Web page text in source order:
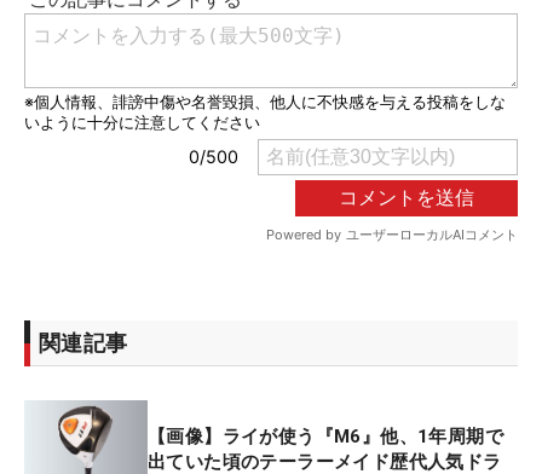
関連記事
【画像】ライが使う『M6』他、1年周期で
出ていた頃のテーラーメイド歴代人気ドラ